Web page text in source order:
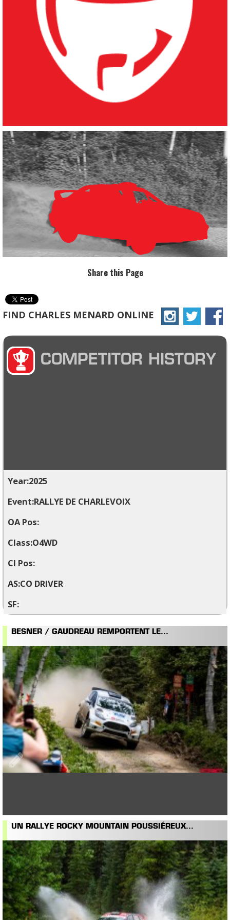
Share this Page
FIND CHARLES MENARD ONLINE
COMPETITOR HISTORY
2025
RALLYE DE CHARLEVOIX
O4WD
CO DRIVER
BESNER / GAUDREAU REMPORTENT LE...
UN RALLYE ROCKY MOUNTAIN POUSSIÉREUX...